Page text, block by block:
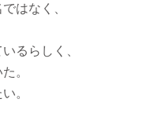
はなく、
るらしく、
。
。